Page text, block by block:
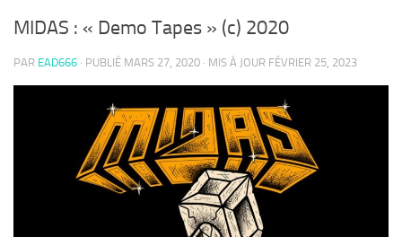
MIDAS : « Demo Tapes » (c) 2020
PAR EAD666 · PUBLIÉ MARS 27, 2020 · MIS À JOUR FÉVRIER 25, 2023